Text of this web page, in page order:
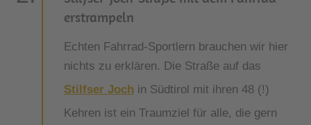
erstrampeln
Echten Fahrrad-Sportlern brauchen wir hier
nichts zu erklären. Die Straße auf das
Stilfser Joch in Südtirol mit ihren 48 (!)
Kehren ist ein Traumziel für alle, die gern